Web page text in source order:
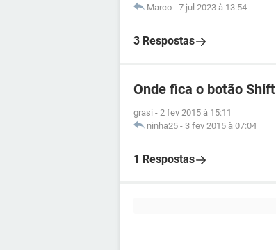
Marco - 7 jul 2023 à 13:54
3 Respostas
Onde fica o botão Shift
grasi - 2 fev 2015 à 15:11
ninha25 - 3 fev 2015 à 07:04
1 Respostas